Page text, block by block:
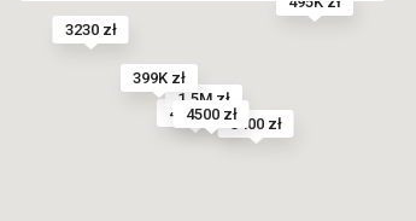
3230 zł
424K zł
3400 zł
1.5M zł
399K zł
4500 zł